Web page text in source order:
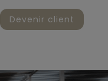
Devenir client